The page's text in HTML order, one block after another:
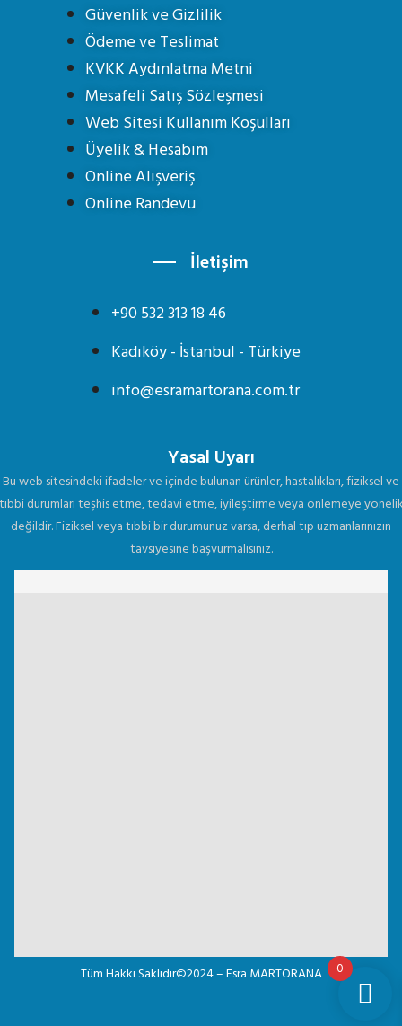
Güvenlik ve Gizlilik
Ödeme ve Teslimat
KVKK Aydınlatma Metni
Mesafeli Satış Sözleşmesi
Web Sitesi Kullanım Koşulları
Üyelik & Hesabım
Online Alışveriş
Online Randevu
İletişim
+90 532 313 18 46
Kadıköy - İstanbul - Türkiye
info@esramartorana.com.tr
Yasal Uyarı
Bu web sitesindeki ifadeler ve içinde bulunan ürünler, hastalıkları, fiziksel ve
durumları teşhis etme, tedavi etme, iyileştirme veya önlemeye
değildir. Fiziksel veya tıbbi bir durumunuz varsa, derhal tıp uzmanlarınızın
tavsiyesine başvurmalısınız.
Tüm Hakkı Saklıdır©2024 – Esra MARTORANA 0